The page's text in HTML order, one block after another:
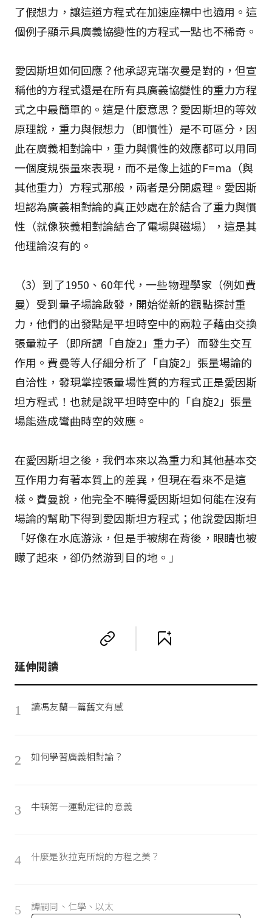
了假想力，讓這道方程式在加速座標中也適用。這
個例子顯示具廣義協變性的方程式一點也不稀奇。
愛因斯坦如何回應？他承認克瑞次曼是對的，但宣
稱他的方程式還是在所有具廣義協變性的重力方程
式之中最簡單的。這是什麼意思？愛因斯坦的等效
原理說，重力與假想力（即慣性）是不可區分，因
此在廣義相對論中，重力與慣性的效應都可以用同
一個度規張量來表現，而不是像上述的F=ma（與
其他重力）方程式那般，兩者是分開處理。愛因斯
坦認為廣義相對論的真正妙處在於結合了重力與慣
性（就像狹義相對論結合了電場與磁場），這是其
他理論沒有的。
（3）到了1950、60年代，一些物理學家（例如費
曼）受到量子場論啟發，開始從新的觀點探討重
力，他們的出發點是平坦時空中的兩粒子藉由交換
張量粒子（即所謂「自旋2」重力子）而發生交互
作用。費曼等人仔細分析了「自旋2」張量場論的
自洽性，發現掌控張量場性質的方程式正是愛因斯
坦方程式！也就是說平坦時空中的「自旋2」張量
場能造成彎曲時空的效應。
在愛因斯坦之後，我們本來以為重力和其他基本交
互作用力有著本質上的差異，但現在看來不是這
樣。費曼說，他完全不曉得愛因斯坦如何能在沒有
場論的幫助下得到愛因斯坦方程式；他說愛因斯坦
「好像在水底游泳，但是手被綁在背後，眼睛也被
矇了起來，卻仍然游到目的地。」
延伸閱讀
1 讀馮友蘭一篇舊文有感
2 如何學習廣義相對論？
3 牛頓第一運動定律的意義
4 什麼是狄拉克所說的方程之美？
5 譚嗣同、仁學、以太